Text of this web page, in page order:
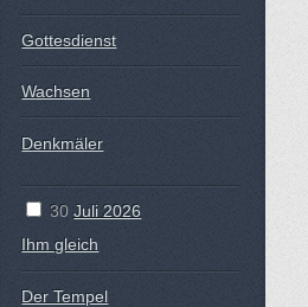
Gottesdienst
Wachsen
Denkmäler
30 Juli 2026
Ihm gleich
Der Tempel